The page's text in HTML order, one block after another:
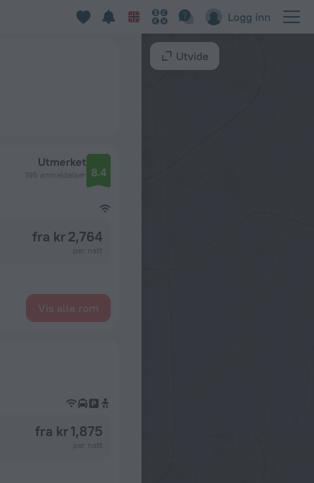
Logg inn
Utmerket
195 anmeldelser 8.4
fra kr 2,764
Vis alle rom
fra kr 1,875
Utvide